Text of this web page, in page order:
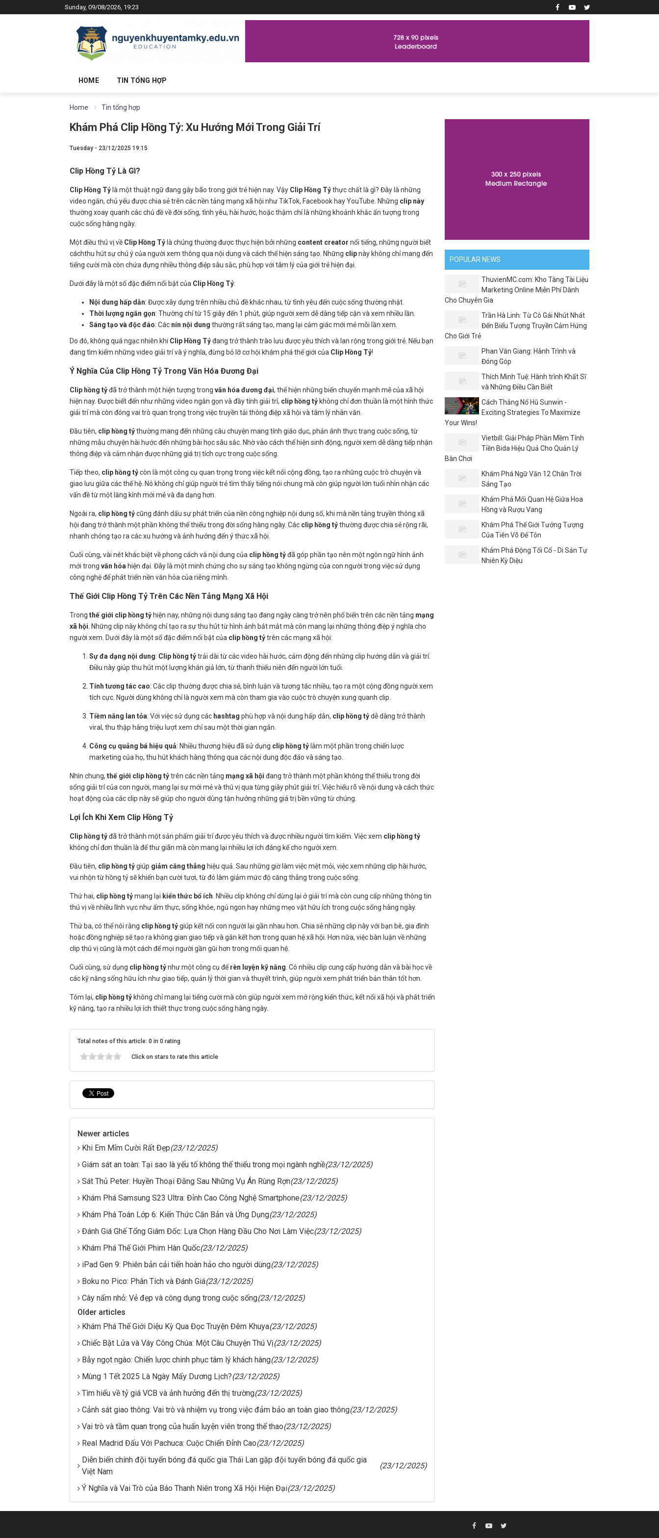
Sunday, 09/08/2026, 19:23
HOME TIN TỔNG HỢP
Home Tin tổng hợp
Khám Phá Clip Hồng Tỷ: Xu Hướng Mới Trong Giải Trí
Tuesday - 23/12/2025 19:15
Clip Hồng Tỷ Là Gì?
Clip Hồng Tỷ là một thuật ngữ đang gây bão trong giới trẻ hiện nay. Vậy Clip Hồng Tỷthực chất là gì? Đây là những
video ngắn, chủ yếu được chia sẻ trên các nền tảng mạng xã hội như TikTok, Facebook hay YouTube. Những clip này
thường xoay quanh các chủ đề về đời sống, tình yêu, hài hước, hoặc thậm chí là những khoảnh khắc ấn tượng trong
cuộc sống hàng ngày.
Một điều thú vị về Clip Hồng Tỷ là chúng thường được thực hiện bởi những content creator nổi tiếng, những người biết
cáchthu hút sự chú ý của người xem thông qua nội dung và cách thể hiện sáng tạo. Những clipnày không chỉ mang đến
tiếng cười mà còn chứa đựng nhiều thông điệp sâu sắc, phù hợp với tâm lý của giới trẻ hiện đại.
Dưới đây là một số đặc điểm nổi bật của Clip Hồng Tỷ:
Nội dung hấp dẫn: Được xây dựng trên nhiều chủ đề khác nhau, từ tình yêu đến cuộc sống thường nhật.
Thời lượng ngắn gọn: Thường chỉ từ 15 giây đến 1 phút, giúp người xem dễ dàng tiếp cận và xem nhiều lần.
Sáng tạo và độc đáo: Các nín nội dung thường rất sáng tạo, mang lại cảm giác mới mẻ mỗi lần xem.
Do đó, không quá ngạc nhiên khi Clip Hồng Tỷđang trở thành trào lưu được yêu thích và lan rộng trong giới trẻ. Nếu bạn
đang tìm kiếm những video giải trí và ý nghĩa, đừng bỏ lỡ cơ hội khám phá thế giới của Clip Hồng Tỷ!
Ý Nghĩa Của Clip Hồng Tỷ Trong Văn Hóa Đương Đại
Clip hồng tỷđã trở thành một hiện tượng trong văn hóa đương đại, thể hiện những biến chuyển mạnh mẽ của xã hội
hiện nay. Được biết đến như những video ngắn gọn và đầy tính giải trí, clip hồng tỷ không chỉ đơn thuần là một hình thức
giải trí mà còn đóng vai trò quan trọng trong việc truyền tải thông điệp xã hội và tâm lý nhân văn.
Đầu tiên, clip hồng tỷthường mang đến những câu chuyện mang tính giáo dục, phản ánh thực trạng cuộc sống, từ
những mẫu chuyện hài hước đến những bài học sâu sắc. Nhờ vào cách thể hiện sinh động, người xem dễ dàng tiếp nhận
thông điệp và cảm nhận được những giá trị tích cực trong cuộc sống.
Tiếp theo, clip hồng tỷcòn là một công cụ quan trọng trong việc kết nối cộng đồng, tạo ra những cuộc trò chuyện và
giao lưu giữa các thế hệ. Nó không chỉ giúp người trẻ tìm thấy tiếng nói chung mà còn giúp người lớn tuổi nhìn nhận các
vấn đề từ một lăng kính mới mẻ và đa dạng hơn.
Ngoài ra, clip hồng tỷcũng đánh dấu sự phát triển của nền công nghiệp nội dung số, khi mà nền tảng truyền thông xã
hội đang trở thành một phần không thể thiếu trong đời sống hàng ngày. Các clip hồng tỷthường được chia sẻ rộng rãi,
nhanh chóng tạo ra các xu hướng và ảnh hưởng đến ý thức xã hội.
Cuối cùng, vài nét khác biệt về phong cách và nội dung của clip hồng tỷđã góp phần tạo nên một ngôn ngữ hình ảnh
mới trong văn hóa hiện đại. Đây là một minh chứng cho sự sáng tạo không ngừng của con người trong việc sử dụng
công nghệ để phát triển nền văn hóa của riêng mình.
Thế Giới Clip Hồng Tỷ Trên Các Nền Tảng Mạng Xã Hội
Trong thế giới clip hồng tỷ hiện nay, những nội dung sáng tạo đang ngày càng trở nên phổ biến trên các nền tảng mạng
xã hội . Những clip này không chỉ tạo ra sự thu hút từ hình ảnh bắt mắt mà còn mang lại những thông điệp ý nghĩa cho
người xem. Dưới đây là một số đặc điểm nổi bật của clip hồng tỷtrên các mạng xã hội:
Sự đa dạng nội dung: Clip hồng tỷtrải dài từ các video hài hước, cảm động đến những clip hướng dẫn và giải trí.
Điều này giúp thu hút một lượng khán giả lớn, từ thanh thiếu niên đến người lớn tuổi.
Tính tương tác cao: Các clip thường được chia sẻ, bình luận và tương tác nhiều, tạo ra một cộng đồng người xem
tích cực. Người dùng không chỉ là người xem mà còn tham gia vào cuộc trò chuyện xung quanh clip.
Tiềm năng lan tỏa: Với việc sử dụng các hashtag phù hợp và nội dung hấp dẫn, clip hồng tỷdễ dàng trở thành
viral, thu thập hàng triệu lượt xem chỉ sau một thời gian ngắn.
Công cụ quảng bá hiệu quả: Nhiều thương hiệu đã sử dụng clip hồng tỷ làm một phần trong chiến lược
marketing của họ, thu hút khách hàng thông qua các nội dung độc đáo và sáng tạo.
Nhìn chung, thế giới clip hồng tỷtrên các nền tảng mạng xã hội đang trở thành một phần không thể thiếu trong đời
sống giải trí của con người, mang lại sự mới mẻ và thú vị qua từng giây phút giải trí. Việc hiểu rõ về nội dung và cách thức
hoạt động của các clip này sẽ giúp cho người dùng tận hưởng những giá trị bền vững từ chúng.
Lợi Ích Khi Xem Clip Hồng Tỷ
Clip hồng tỷđã trở thành một sản phẩm giải trí được yêu thích và được nhiều người tìm kiếm. Việc xem clip hồng tỷ
không chỉ đơn thuần là để thư giãn mà còn mang lại nhiều lợi ích đáng kể cho người xem.
Đầu tiên, clip hồng tỷgiúp giảm căng thẳng hiệu quả. Sau những giờ làm việc mệt mỏi, việc xem những clip hài hước,
vui nhộn từ hồng tỷ sẽ khiến bạn cười tươi, từ đó làm giảm mức độ căng thẳng trong cuộc sống.
Thứ hai, clip hồng tỷmang lại kiến thức bổ ích . Nhiều clip không chỉ dừng lại ở giải trí mà còn cung cấp những thông tin
thú vị về nhiều lĩnh vực như ẩm thực, sống khỏe, ngủ ngon hay những mẹo vặt hữu ích trong cuộc sống hàng ngày.
Thứ ba, có thể nói rằng clip hồng tỷgiúp kết nối con người lại gần nhau hơn. Chia sẻ những clip này với bạn bè, gia đình
hoặc đồng nghiệp sẽ tạo ra không gian giao tiếp và gắn kết hơn trong quan hệ xã hội. Hơn nữa, việc bàn luận về những
clip thú vị cũng là một cách để mọi người gần gũi hơn trong mối quan hệ.
Cuối cùng, sử dụng clip hồng tỷnhư một công cụ đểrèn luyện kỹ năng . Có nhiều clip cung cấp hướng dẫn và bài học về
các kỹ năng sống hữu ích như giao tiếp, quản lý thời gian và thuyết trình, giúp người xem phát triển bản thân tốt hơn.
Tóm lại, clip hồng tỷ không chỉ mang lại tiếng cười mà còn giúp người xem mở rộng kiến thức, kết nối xã hội và phát triển
kỹ năng, tạo ra nhiều lợi ích thiết thực trong cuộc sống hàng ngày.
Total notes of this article: 0 in 0 rating
Click on stars to rate this article
Newer articles
Khi Em Mỉm Cười Rất Đẹp(23/12/2025)
Giám sát an toàn: Tại sao là yếu tố không thể thiếu trong mọi ngành nghề(23/12/2025)
Sát Thủ Peter: Huyền Thoại Đằng Sau Những Vụ Án Rùng Rợn(23/12/2025)
Khám Phá Samsung S23 Ultra: Đỉnh Cao Công Nghệ Smartphone(23/12/2025)
Khám Phá Toán Lớp 6: Kiến Thức Căn Bản và Ứng Dụng(23/12/2025)
Đánh Giá Ghế Tổng Giám Đốc: Lựa Chọn Hàng Đầu Cho Nơi Làm Việc(23/12/2025)
Khám Phá Thế Giới Phim Hàn Quốc(23/12/2025)
iPad Gen 9: Phiên bản cải tiến hoàn hảo cho người dùng(23/12/2025)
Boku no Pico: Phân Tích và Đánh Giá(23/12/2025)
Cây nấm nhỏ: Vẻ đẹp và công dụng trong cuộc sống(23/12/2025)
Older articles
Khám Phá Thế Giới Diệu Kỳ Qua Đọc Truyện Đêm Khuya(23/12/2025)
Chiếc Bật Lửa và Váy Công Chúa: Một Câu Chuyện Thú Vị(23/12/2025)
Bẫy ngọt ngào: Chiến lược chinh phục tâm lý khách hàng(23/12/2025)
Mùng 1 Tết 2025 Là Ngày Mấy Dương Lịch?(23/12/2025)
Tìm hiểu về tỷ giá VCB và ảnh hưởng đến thị trường(23/12/2025)
Cảnh sát giao thông: Vai trò và nhiệm vụ trong việc đảm bảo an toàn giao thông(23/12/2025)
Vai trò và tầm quan trọng của huấn luyện viên trong thể thao(23/12/2025)
Real Madrid Đấu Với Pachuca: Cuộc Chiến Đỉnh Cao(23/12/2025)
Diễn biến chính đội tuyển bóng đá quốc gia Thái Lan gặp đội tuyển bóng đá quốc gia
Việt Nam
(23/12/2025)
Ý Nghĩa và Vai Trò của Báo Thanh Niên trong Xã Hội Hiện Đại(23/12/2025)
POPULAR NEWS
ThuvienMC.com: Kho Tàng Tài Liệu
Marketing Online Miễn Phí Dành
Cho Chuyên Gia
Trần Hà Linh: Từ Cô Gái Nhút Nhát
Đến Biểu Tượng Truyền Cảm Hứng
Cho Giới Trẻ
Phan Văn Giang: Hành Trình và
Đóng Góp
Thích Minh Tuệ: Hành trình Khất Sĩ
và Những Điều Cần Biết
Cách Thắng Nổ Hũ Sunwin -
Exciting Strategies To Maximize
Your Wins!
Vietbill: Giải Pháp Phần Mềm Tính
Tiền Bida Hiệu Quả Cho Quản Lý
Bàn Chơi
Khám Phá Ngữ Văn 12 Chân Trời
Sáng Tạo
Khám Phá Mối Quan Hệ Giữa Hoa
Hồng và Rượu Vang
Khám Phá Thế Giới Tưởng Tượng
Của Tiên Võ Đế Tôn
Khám Phá Động Tối Cổ - Di Sản Tự
Nhiên Kỳ Diệu